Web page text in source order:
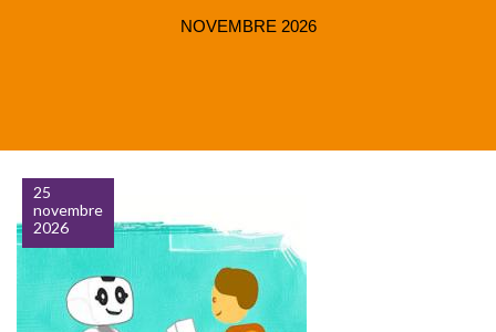
NOVEMBRE 2026
25
novembre
2026